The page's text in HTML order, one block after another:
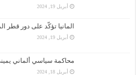
أبريل 19, 2024
المانيا تؤكّد على دور
أبريل 19, 2024
محاكمة سياسي ألماني
أبريل 18, 2024